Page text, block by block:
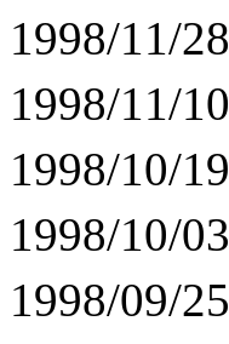
1998/11/28
1998/11/10
1998/10/19
1998/10/03
1998/09/25